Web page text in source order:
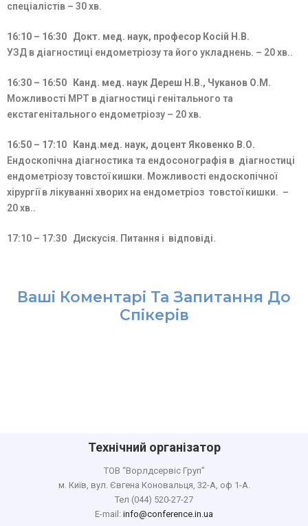
спеціалістів – 30 хв.
16:10 – 16:30 Докт. мед. наук, професор Косій Н.В.
УЗД в діагностиці ендометріозу та його укладнень. – 20 хв..
16:30 – 16:50 Канд. мед. наук Дереш Н.В., Чуканов О.М.
Можливості МРТ в діагностиці генітального та
екстагенітального ендометріозу – 20 хв.
16:50 – 17:10 Канд.мед. наук, доцент Яковенко В.О.
Ендоскопічна діагностика та ендосонографія в діагностиці
ендометріозу товстої кишки. Можливості ендоскопічної
хірургії в лікуванні хворих на ендометріоз товстої кишки. –
20 хв..
17:10 – 17:30 Дискусія. Питання і відповіді.
Ваші Коментарі Та Запитання До
Спікерів
Технічний організатор
ТОВ “Ворлдсервіс Груп”
м. Київ, вул. Євгена Коновальця, 32-А, оф 1-А.
Тел (044) 520-27-27
E-mail: info@conference.in.ua